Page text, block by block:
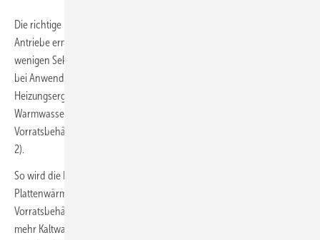
Die richtige Hydraulik, moderne Regelungstechnik und schnelle
Antriebe ermöglichen Reaktionszeiten für Durchfluss-Systeme in
wenigen Sekunden. Systeme mit primärseitigem Vorratsbehälter sind
bei Anwendungen mit hohen Spitzenlastfällen oder für
Heizungsergänzung über Solarstrom sinnvoll. Die Besonderheit der
Warmwasserbereitung ist in diesem Beispiel ein primärseitiger
Vorratsbehälter in der Rücklauf-Ansaugleitung der Strahlpumpe (Bild
2).
So wird die Erwärmung des ausgekühlten Rücklaufs vom
Plattenwärmetauscher über eine elektrische Heizwendel im
Vorratsbehälter möglich. Je mehr Warmwasser gezapft wird, desto
mehr Kaltwasser strömt über den Wärmetauscher - und die